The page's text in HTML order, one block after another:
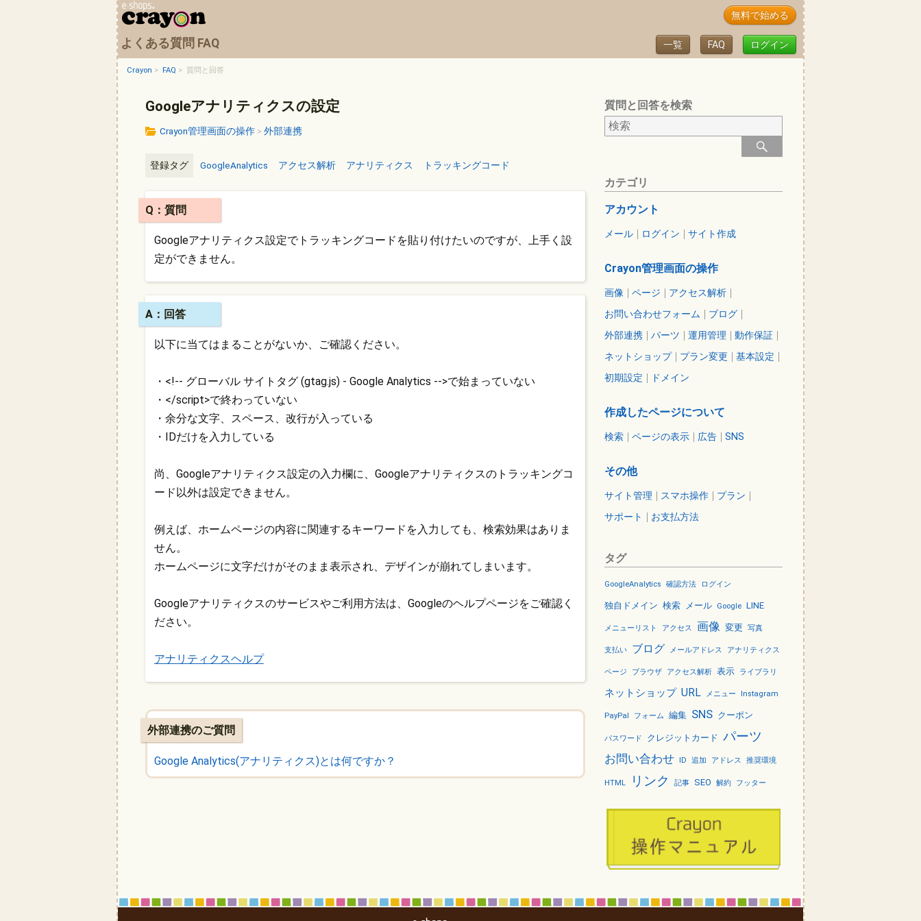
無料で始める
一覧 FAQ ログイン
よくある質問 FAQ
Crayon > FAQ > 質問と回答
Googleアナリティクスの設定
Crayon管理画面の操作 >外部連携
登録タグ GoogleAnalytics アクセス解析 アナリティクス トラッキングコード
Q：質問
Googleアナリティクス設定でトラッキングコードを貼り付けたいのですが、上手く設
定ができません。
A：回答
以下に当てはまることがないか、ご確認ください。
・<!-- グローバル サイトタグ (gtag.js) - Google Analytics -->で始まっていない
・</script>で終わっていない
・余分な文字、スペース、改行が入っている
・IDだけを入力している
尚、Googleアナリティクス設定の入力欄に、Googleアナリティクスのトラッキングコ
ード以外は設定できません。
例えば、ホームページの内容に関連するキーワードを入力しても、検索効果はありま
せん。
ホームページに文字だけがそのまま表示され、デザインが崩れてしまいます。
Googleアナリティクスのサービスやご利用方法は、Googleのヘルプページをご確認く
ださい。
アナリティクスヘルプ
外部連携のご質問
Google Analytics(アナリティクス)とは何ですか？
質問と回答を検索
カテゴリ
アカウント
メール ログイン サイト作成
Crayon管理画面の操作
画像 ページ
アクセス解析
お問い合わせフォーム
ブログ
外部連携
パーツ 運用管理
動作保証
ネットショップ
プラン変更
基本設定
初期設定
ドメイン
作成したページについて
検索 ページの表示 広告 SNS
その他
サイト管理 スマホ操作
プラン
サポート
お支払方法
タグ
GoogleAnalytics 確認方法 ログイン
独自ドメイン 検索 メール Google LINE
メニューリスト アクセス 画像 変更 写真
支払い ブログ メールアドレス アナリティクス
ページ ブラウザ アクセス解析 表示 ライブラリ
ネットショップ URL メニュー Instagram
PayPal フォーム 編集 SNS クーポン
パスワード クレジットカード パーツ
お問い合わせ ID 追加 アドレス 推奨環境
HTML リンク 記事 SEO 解約 フッター